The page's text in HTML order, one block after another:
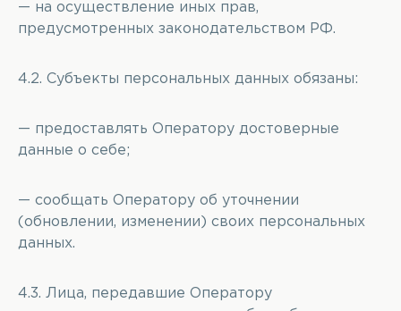
— на осуществление иных прав,
предусмотренных законодательством РФ.
4.2. Субъекты персональных данных обязаны:
— предоставлять Оператору достоверные
данные о себе;
— сообщать Оператору об уточнении
(обновлении, изменении) своих персональных
данных.
4.3. Лица, передавшие Оператору